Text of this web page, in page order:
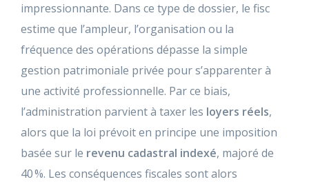
impressionnante. Dans ce type de dossier, le fisc
estime que l’ampleur, l’organisation ou la
fréquence des opérations dépasse la simple
gestion patrimoniale privée pour s’apparenter à
une activité professionnelle. Par ce biais,
l’administration parvient à taxer les loyers réels,
alors que la loi prévoit en principe une imposition
basée sur le revenu cadastral indexé, majoré de
40 %. Les conséquences fiscales sont alors